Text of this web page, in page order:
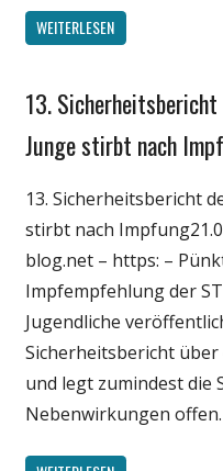
WEITERLESEN
Gesellschaft
Politik
Wirtschaft
Wissenschaft
13.
Junge stirbt nach
13. Sicherheitsbericht
stirbt nach
blog.net – https: –
Impfempfehlung der
Jugendliche
Sicherheitsbericht
und legt zumindest die
Nebenwirkungen